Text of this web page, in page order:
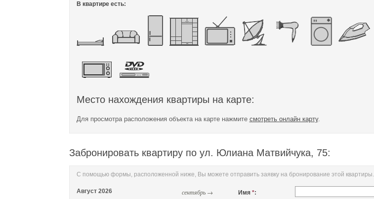
В квартире есть:
Место нахождения квартиры на карте:
Для просмотра расположения объекта на карте нажмите смотреть онлайн карту.
Забронировать квартиру по ул. Юлиана Матвийчука, 75:
С помощью формы, расположенной ниже, Вы можете отправить заявку на бронирование этой квартиры.
сентябрь →
Август 2026 Имя *: